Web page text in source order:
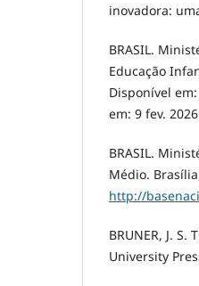
inovadora:
BRASIL.
Educação
Disponível em:
em: 9 fev.
BRASIL.
Médio.
http://
BRUNER, J.
University